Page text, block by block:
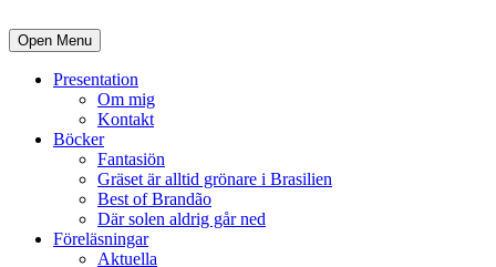
Open Menu
Presentation
Om mig
Kontakt
Böcker
Fantasiön
Gräset är alltid grönare i Brasilien
Best of Brandão
Där solen aldrig går ned
Föreläsningar
Aktuella